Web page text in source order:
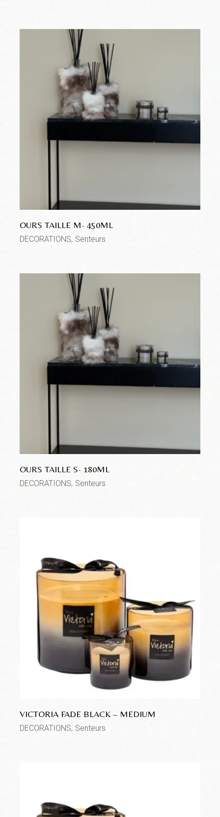
OURS TAILLE M- 450ML
DECORATIONS Senteurs
OURS TAILLE S- 180ML
DECORATIONS Senteurs
VICTORIA FADE BLACK – MEDIUM
DECORATIONS Senteurs